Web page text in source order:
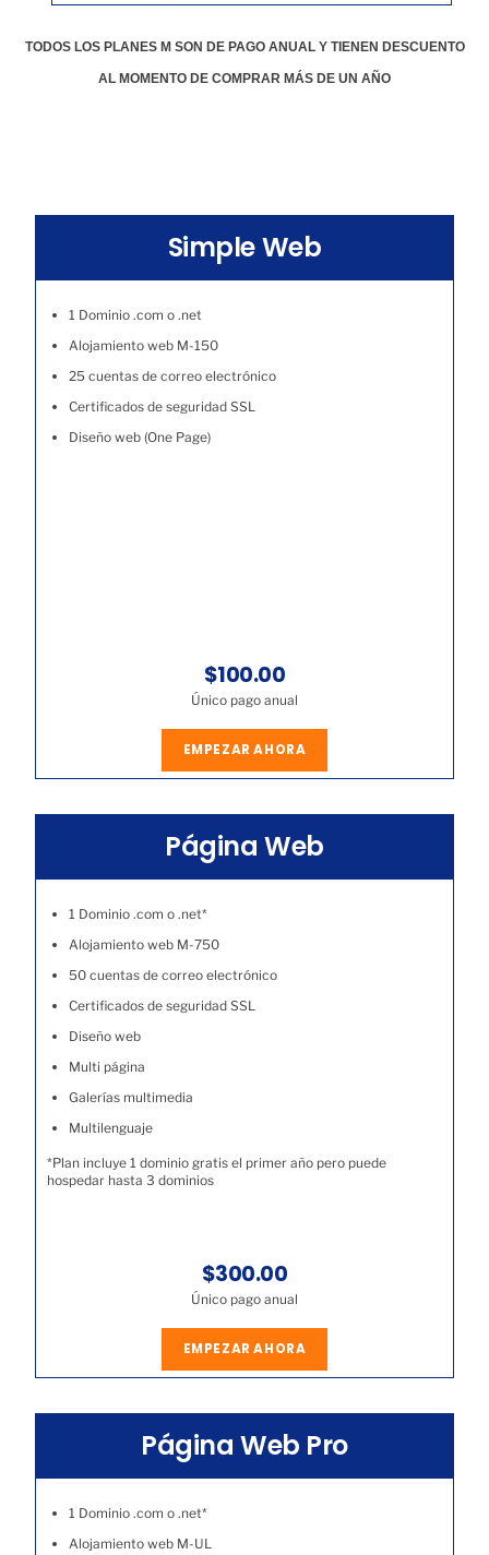
TODOS LOS PLANES M SON DE PAGO ANUAL Y TIENEN DESCUENTO
AL MOMENTO DE COMPRAR MÁS DE UN AÑO
Simple Web
1 Dominio .com o .net
Alojamiento web M-150
25 cuentas de correo electrónico
Certificados de seguridad SSL
Diseño web (One Page)
$100.00
Único pago anual
EMPEZAR AHORA
Página Web
1 Dominio .com o .net*
Alojamiento web M-750
50 cuentas de correo electrónico
Certificados de seguridad SSL
Diseño web
Multi página
Galerías multimedia
Multilenguaje
*Plan incluye 1 dominio gratis el primer año pero puede
hospedar hasta 3 dominios
$300.00
Único pago anual
EMPEZAR AHORA
Página Web Pro
1 Dominio .com o .net*
Alojamiento web M-UL